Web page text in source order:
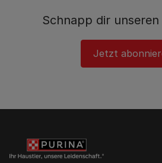
Schnapp dir
Jetzt